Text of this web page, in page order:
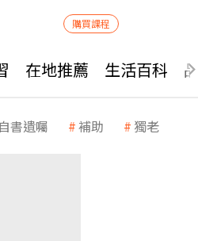
購買課程
在地推薦 生活百科
自書遺囑 補助 獨老